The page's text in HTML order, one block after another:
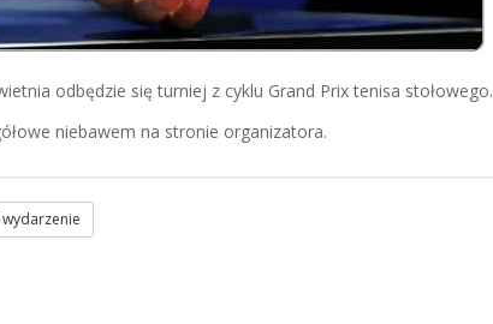
odbędzie się turniej z cyklu Grand Prix tenisa stołowego.
niebawem na stronie organizatora.
wydarzenie